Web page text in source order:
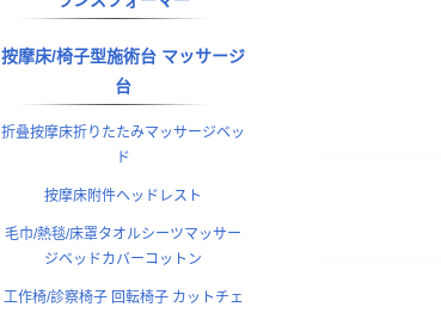
按摩床/椅子型施術台 マッサージ
台
折叠按摩床折りたたみマッサージベッ
ド
按摩床附件ヘッドレスト
毛巾/熱毯/床罩タオルシーツマッサー
ジベッドカバーコットン
工作椅/診察椅子 回転椅子 カットチェ